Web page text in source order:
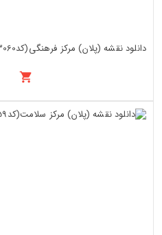
دانلود نقشه (پلان) مرکز فرهنگی(کد3060)